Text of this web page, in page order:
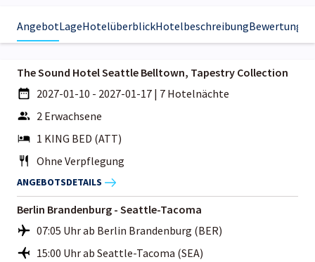
AngebotLageHotelüberblickHotelbeschreibungBewertungen
The Sound Hotel Seattle Belltown, Tapestry Collection
2027-01-10 - 2027-01-17 | 7 Hotelnächte
2 Erwachsene
1 KING BED (ATT)
Ohne Verpflegung
ANGEBOTSDETAILS
Berlin Brandenburg - Seattle-Tacoma
07:05 Uhr ab Berlin Brandenburg (BER)
15:00 Uhr ab Seattle-Tacoma (SEA)